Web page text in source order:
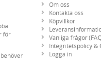
för
Om oss
Kontakta oss
Köpvillkor
Vanliga frågor
Integritetspolicy &
Logga in